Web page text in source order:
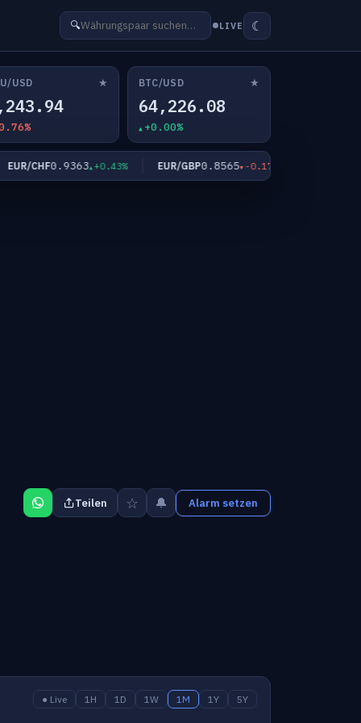
🔍 LIVE ☾
USD ★ BTC/USD ★
64,226.08
+0.00%
CHF0.9363 +0.43% EUR/GBP0.8565 -0.17%
Teilen ☆ 🔔 Alarm setzen
● Live 1H 1D 1W 1M 1Y 5Y